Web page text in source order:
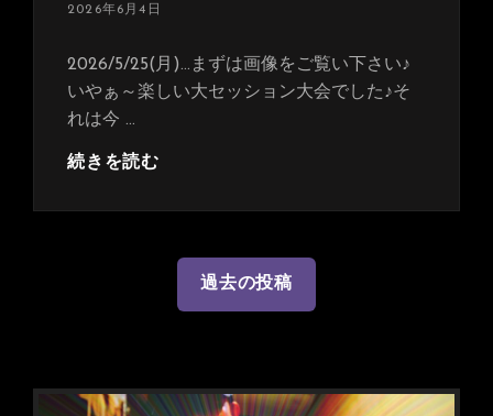
投
2026年6月4日
2026/5/25(月)…まずは画像をご覧い下さい♪
いやぁ～楽しい大セッション大会でした♪そ
れは今 …
続きを読む
か
YOYOKA
と
過去の投稿